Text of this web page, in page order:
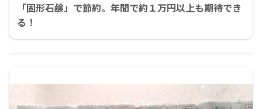
「固形石鹸」で節約。年間で約１万円以上も期待でき
る！